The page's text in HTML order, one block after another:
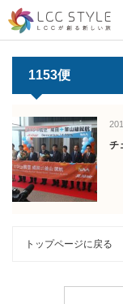
1153便
チ
トップページに戻る